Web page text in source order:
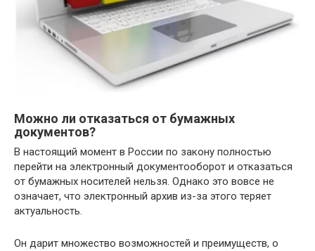
Можно ли отказаться от бумажных
документов?
В настоящий момент в России по закону полностью
перейти на электронный документооборот и отказаться
от бумажных носителей нельзя. Однако это вовсе не
означает, что электронный архив из-за этого теряет
актуальность.
Он дарит множество возможностей и преимуществ, о